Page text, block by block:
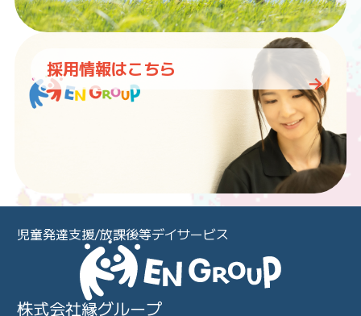
採用情報はこちら
児童発達支援/放課後等デイサービス
株式会社縁グループ